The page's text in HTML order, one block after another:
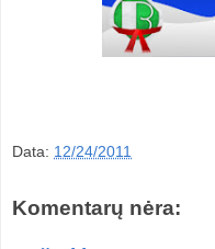
Data: 12/24/2011
Komentarų nėra: